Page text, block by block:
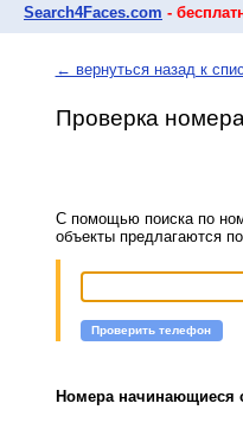
Search4Faces.com -
← вернуться назад к
Проверка
С помощью поиска по
объекты предлагаются
Проверить телефон
Номера начинающиеся